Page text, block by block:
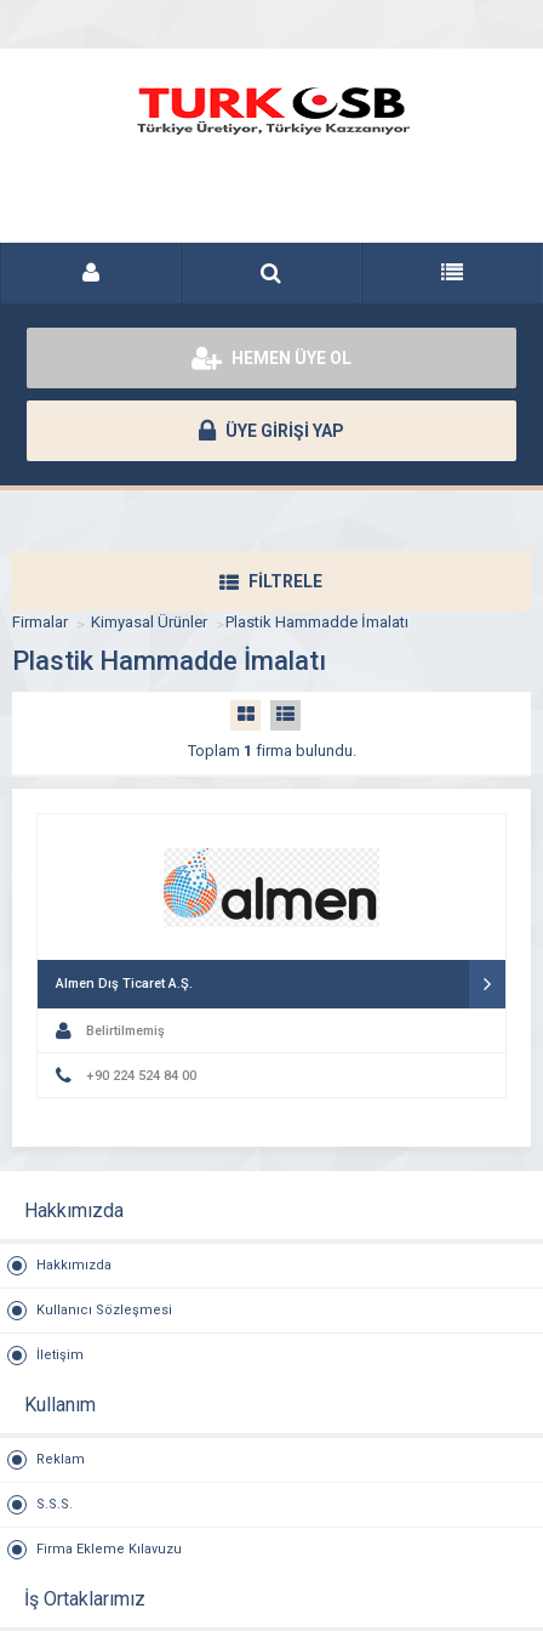
HEMEN ÜYE OL
ÜYE GİRİŞİ YAP
FİLTRELE
Firmalar Kimyasal Ürünler Plastik Hammadde İmalatı
Plastik Hammadde İmalatı
Toplam 1 firma bulundu.
Almen Dış Ticaret A.Ş.
Belirtilmemiş
+90 224 524 84 00
Hakkımızda
Hakkımızda
Kullanıcı Sözleşmesi
İletişim
Kullanım
Reklam
S.S.S.
Firma Ekleme Kılavuzu
İş Ortaklarımız